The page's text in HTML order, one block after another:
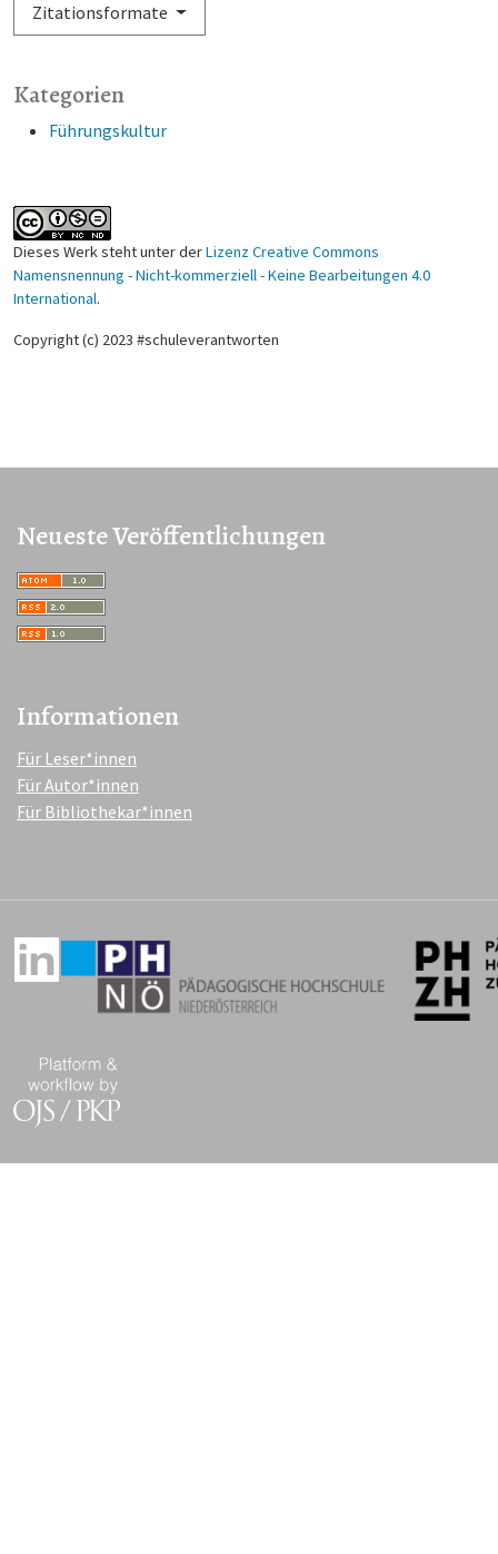
Kategorien
Führungskultur
Zitationsformate
Dieses Werk steht unter derLizenz Creative Commons
Namensnennung - Nicht-kommerziell - Keine Bearbeitungen 4.0
International.
Copyright (c) 2023 #schuleverantworten
Neueste Veröffentlichungen
Informationen
Für Leser*innen
Für Autor*innen
Für Bibliothekar*innen